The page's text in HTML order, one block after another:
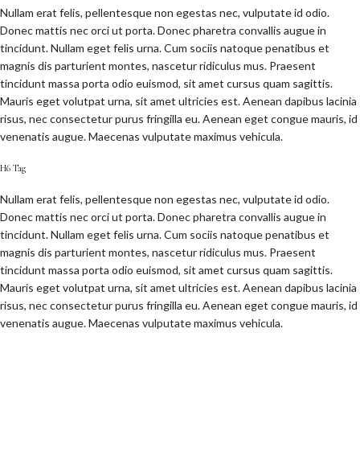
Nullam erat felis, pellentesque non egestas nec, vulputate id odio.
Donec mattis nec orci ut porta. Donec pharetra convallis augue in
tincidunt. Nullam eget felis urna. Cum sociis natoque penatibus et
magnis dis parturient montes, nascetur ridiculus mus. Praesent
tincidunt massa porta odio euismod, sit amet cursus quam sagittis.
Mauris eget volutpat urna, sit amet ultricies est. Aenean dapibus lacinia
risus, nec consectetur purus fringilla eu. Aenean eget congue mauris, id
venenatis augue. Maecenas vulputate maximus vehicula.
H6 Tag
Nullam erat felis, pellentesque non egestas nec, vulputate id odio.
Donec mattis nec orci ut porta. Donec pharetra convallis augue in
tincidunt. Nullam eget felis urna. Cum sociis natoque penatibus et
magnis dis parturient montes, nascetur ridiculus mus. Praesent
tincidunt massa porta odio euismod, sit amet cursus quam sagittis.
Mauris eget volutpat urna, sit amet ultricies est. Aenean dapibus lacinia
risus, nec consectetur purus fringilla eu. Aenean eget congue mauris, id
venenatis augue. Maecenas vulputate maximus vehicula.